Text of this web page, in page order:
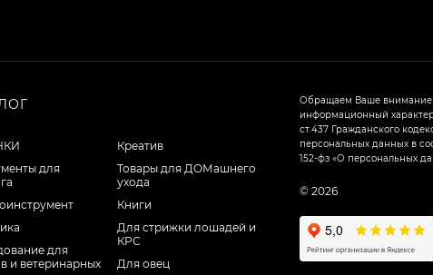
для
для
и ветеринарных
Креатив
Товары для ДОМашнего
ухода
Книги
Для стрижки лошадей и
КРС
Для овец
Обращаем Ваше внимание
информационный
ст.437 Гражданского
персональных данных в
152-фз «О персональных
© 2026